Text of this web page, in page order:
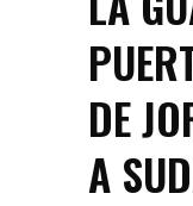
DE
A